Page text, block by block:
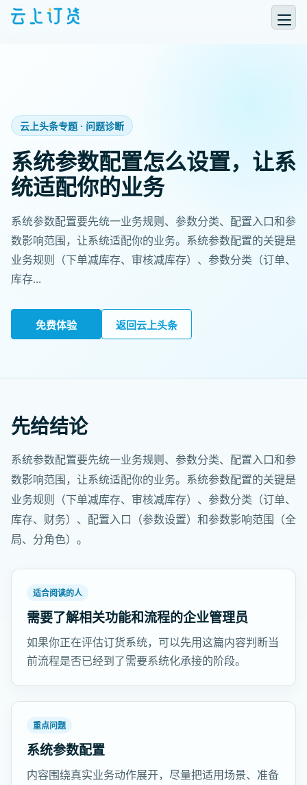
云上头条专题 · 问题诊断
系统参数配置怎么设置，让系
统适配你的业务
系统参数配置要先统一业务规则、参数分类、配置入口和参
数影响范围，让系统适配你的业务。系统参数配置的关键是
业务规则（下单减库存、审核减库存）、参数分类（订单、
库存...
免费体验 返回云上头条
先给结论
系统参数配置要先统一业务规则、参数分类、配置入口和参
数影响范围，让系统适配你的业务。系统参数配置的关键是
业务规则（下单减库存、审核减库存）、参数分类（订单、
库存、财务）、配置入口（参数设置）和参数影响范围（全
局、分角色）。
适合阅读的人
需要了解相关功能和流程的企业管理员
如果你正在评估订货系统，可以先用这篇内容判断当
前流程是否已经到了需要系统化承接的阶段。
重点问题
系统参数配置
内容围绕真实业务动作展开，尽量把适用场景、准备